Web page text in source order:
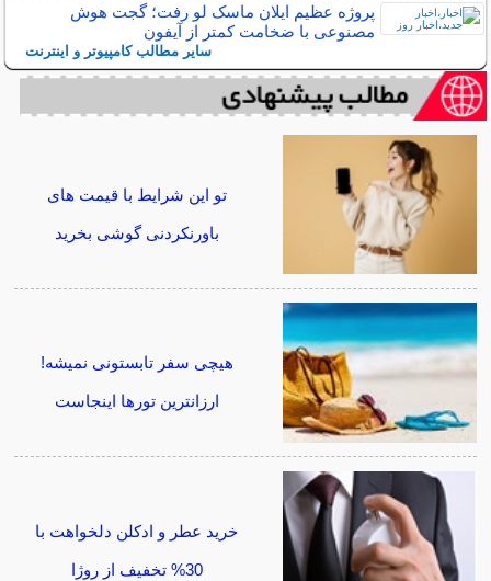
پروژه عظیم ایلان ماسک لو رفت؛ گجت هوش
مصنوعی با ضخامت کمتر از آیفون
سایر مطالب کامپیوتر و اینترنت
تو این شرایط با قیمت های
باورنکردنی گوشی بخرید
هیچی سفر تابستونی نمیشه!
ارزانترین تورها اینجاست
خرید عطر و ادکلن دلخواهت با
30% تخفیف از روژا